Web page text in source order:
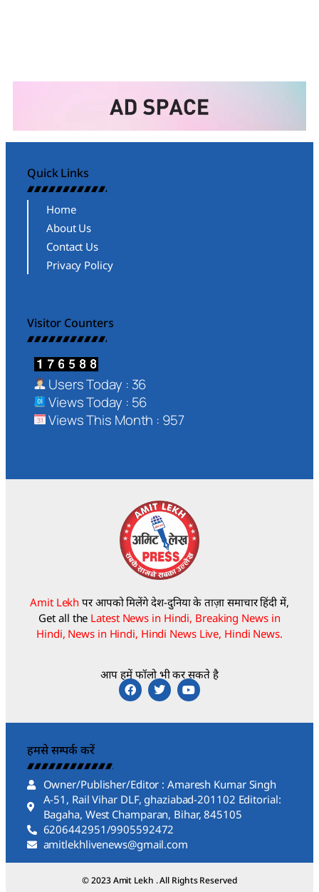
Quick Links
Home
About Us
Contact Us
Privacy Policy
Visitor Counters
Users Today : 36
Views Today : 56
Views This Month : 957
Amit Lekh पर आपको मिलेंगे देश-दुनिया के ताज़ा समाचार हिंदी में,
Get all the Latest News in Hindi, Breaking News in
Hindi, News in Hindi, Hindi News Live, Hindi News.
आप हमें फॉलो भी कर सकते है
हमसे सम्पर्क करें
Owner/Publisher/Editor : Amaresh Kumar Singh
A-51, Rail Vihar DLF, ghaziabad-201102 Editorial:
Bagaha, West Champaran, Bihar, 845105
6206442951/9905592472
amitlekhlivenews@gmail.com
© 2023 Amit Lekh . All Rights Reserved